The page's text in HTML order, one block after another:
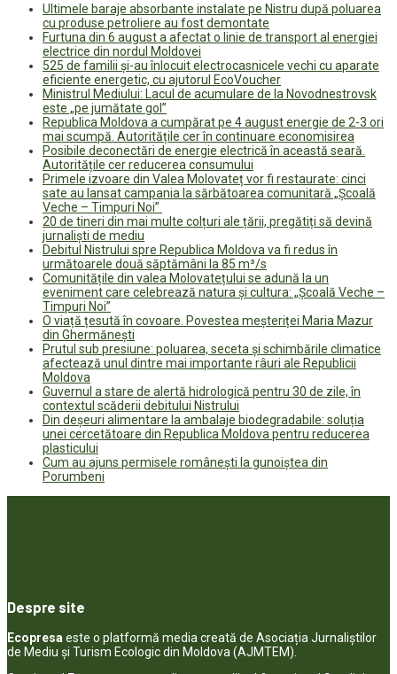
Ultimele baraje absorbante instalate pe Nistru după poluarea
cu produse petroliere au fost demontate
Furtuna din 6 august a afectat o linie de transport al energiei
electrice din nordul Moldovei
525 de familii și-au înlocuit electrocasnicele vechi cu aparate
eficiente energetic, cu ajutorul EcoVoucher
Ministrul Mediului: Lacul de acumulare de la Novodnestrovsk
este „pe jumătate gol”
Republica Moldova a cumpărat pe 4 august energie de 2-3 ori
mai scumpă. Autoritățile cer în continuare economisirea
Posibile deconectări de energie electrică în această seară.
Autoritățile cer reducerea consumului
Primele izvoare din Valea Molovateț vor fi restaurate: cinci
sate au lansat campania la sărbătoarea comunitară „Școală
Veche – Timpuri Noi”
20 de tineri din mai multe colțuri ale țării, pregătiți să devină
jurnaliști de mediu
Debitul Nistrului spre Republica Moldova va fi redus în
următoarele două săptămâni la 85 m³/s
Comunitățile din valea Molovatețului se adună la un
eveniment care celebrează natura și cultura: „Școală Veche –
Timpuri Noi”
O viață țesută în covoare. Povestea meșteriței Maria Mazur
din Ghermănești
Prutul sub presiune: poluarea, seceta și schimbările climatice
afectează unul dintre mai importante râuri ale Republicii
Moldova
Guvernul a stare de alertă hidrologică pentru 30 de zile, în
contextul scăderii debitului Nistrului
Din deșeuri alimentare la ambalaje biodegradabile: soluția
unei cercetătoare din Republica Moldova pentru reducerea
plasticului
Cum au ajuns permisele românești la gunoiștea din
Porumbeni
Despre site
Ecopresa este o platformă media creată de Asociația Jurnaliștilor
de Mediu și Turism Ecologic din Moldova (AJMTEM).